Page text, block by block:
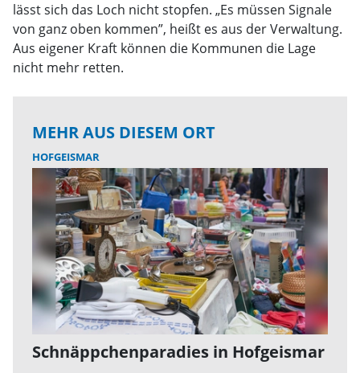
lässt sich das Loch nicht stopfen. „Es müssen Signale
von ganz oben kommen”, heißt es aus der Verwaltung.
Aus eigener Kraft können die Kommunen die Lage
nicht mehr retten.
MEHR AUS DIESEM ORT
HOFGEISMAR
Schnäppchenparadies in Hofgeismar